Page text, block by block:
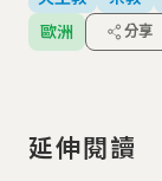
歐洲
分享
延伸閱讀